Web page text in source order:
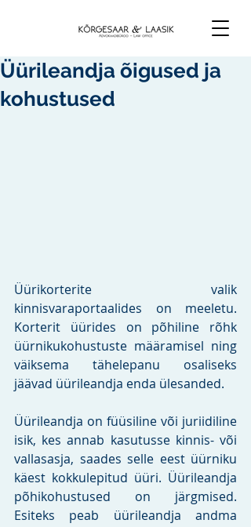
Üürileandja õigused ja
kohustused
Üürikorterite valik
kinnisvaraportaalides on meeletu.
Korterit üürides on põhiline rõhk
üürnikukohustuste määramisel ning
väiksema tähelepanu osaliseks
jäävad üürileandja enda ülesanded.
Üürileandja on füüsiline või juriidiline
isik, kes annab kasutusse kinnis- või
vallasasja, saades selle eest üürniku
käest kokkulepitud üüri. Üürileandja
põhikohustused on järgmised.
Esiteks peab üürileandja andma